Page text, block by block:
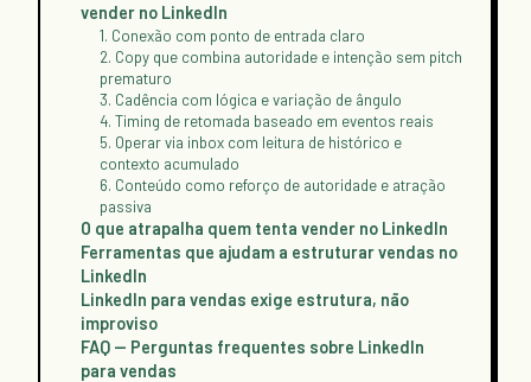
vender no LinkedIn
1. Conexão com ponto de entrada claro
2. Copy que combina autoridade e intenção sem pitch
prematuro
3. Cadência com lógica e variação de ângulo
4. Timing de retomada baseado em eventos reais
5. Operar via inbox com leitura de histórico e
contexto acumulado
6. Conteúdo como reforço de autoridade e atração
passiva
O que atrapalha quem tenta vender no LinkedIn
Ferramentas que ajudam a estruturar vendas no
LinkedIn
LinkedIn para vendas exige estrutura, não
improviso
FAQ — Perguntas frequentes sobre LinkedIn
para vendas